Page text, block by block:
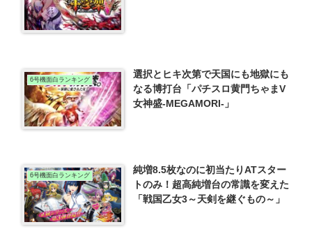
6号機面白ランキング
選択とヒキ次第で天国にも地獄にも
なる博打台「パチスロ黄門ちゃまV
女神盛-MEGAMORI-」
6号機面白ランキング
純増8.5枚なのに初当たりATスター
トのみ！超高純増台の常識を変えた
「戦国乙女3～天剣を継ぐもの～」